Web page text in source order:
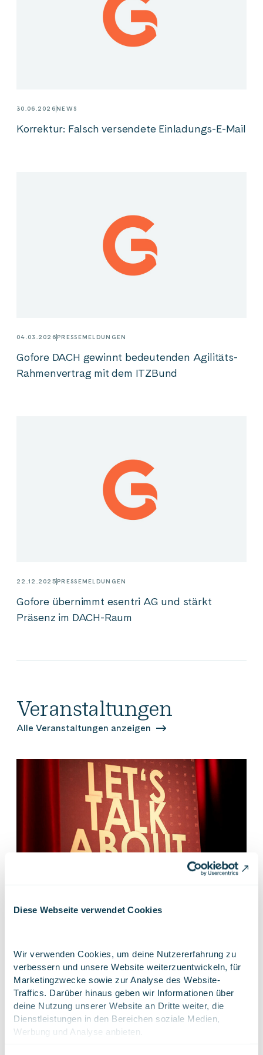
Diese Webseite verwendet Cookies
Wir verwenden Cookies, um deine Nutzererfahrung zu
verbessern und unsere Website weiterzuentwickeln, für
Marketingzwecke sowie zur Analyse des Website-
Traffics. Darüber hinaus geben wir Informationen über
deine Nutzung unserer Website an Dritte weiter, die
Dienstleistungen in den Bereichen soziale Medien,
Werbung und Analyse anbieten.
30.06.2026NEWS
Korrektur: Falsch versendete Einladungs-E-Mail
04.03.2026PRESSEMELDUNGEN
Gofore DACH gewinnt bedeutenden Agilitäts-
Rahmenvertrag mit dem ITZBund
22.12.2025PRESSEMELDUNGEN
Gofore übernimmt esentri AG und stärkt
Präsenz im DACH-Raum
Veranstaltungen
Alle Veranstaltungen anzeigen
techcamp Hamburg
Live Digitale Gesellschaft